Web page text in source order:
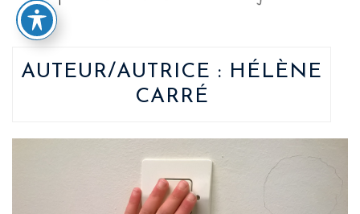
AUTEUR/AUTRICE : HÉLÈNE
CARRÉ